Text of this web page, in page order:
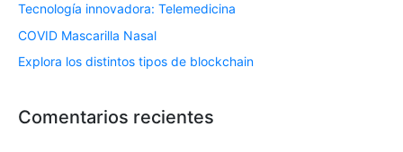
Tecnología innovadora: Telemedicina
COVID Mascarilla Nasal
Explora los distintos tipos de blockchain
Comentarios recientes